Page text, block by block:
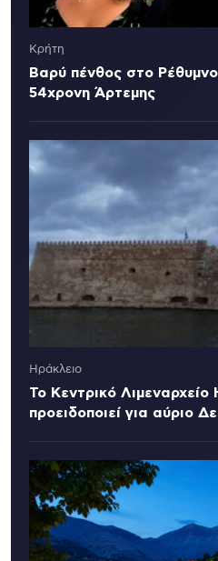
Κρήτη
Βαρύ πένθος στο
54χρονη Άρτεμης
Ηράκλειο
Το Κεντρικό Λιμεναρχείο
προειδοποιεί για αύριο